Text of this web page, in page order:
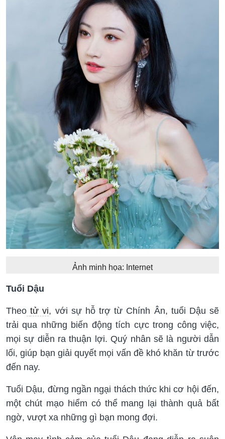
Ảnh minh họa: Internet
Tuổi Dậu
Theo tử vi, với sự hỗ trợ từ Chính Ân, tuổi Dậu sẽ
trải qua những biến động tích cực trong công việc,
mọi sự diễn ra thuận lợi. Quý nhân sẽ là người dẫn
lối, giúp bạn giải quyết mọi vấn đề khó khăn từ trước
đến nay.
Tuổi Dậu, đừng ngần ngại thách thức khi cơ hội đến,
một chút mạo hiểm có thể mang lại thành quả bất
ngờ, vượt xa những gì bạn mong đợi.